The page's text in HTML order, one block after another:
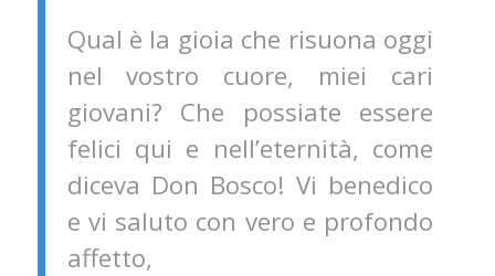
Qual è la gioia che risuona oggi
nel vostro cuore, miei cari
giovani? Che possiate essere
felici qui e nell’eternità, come
diceva Don Bosco! Vi benedico
e vi saluto con vero e profondo
affetto,